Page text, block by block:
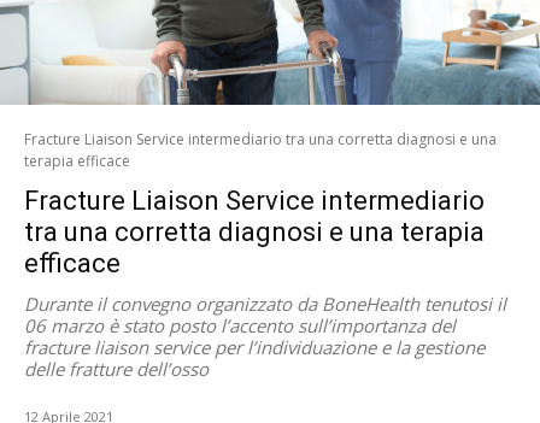
Fracture Liaison Service intermediario tra una corretta diagnosi e una
terapia efficace
Fracture Liaison Service intermediario
tra una corretta diagnosi e una terapia
efficace
Durante il convegno organizzato da BoneHealth tenutosi il
06 marzo è stato posto l’accento sull’importanza del
fracture liaison service per l’individuazione e la gestione
delle fratture dell’osso
12 Aprile 2021